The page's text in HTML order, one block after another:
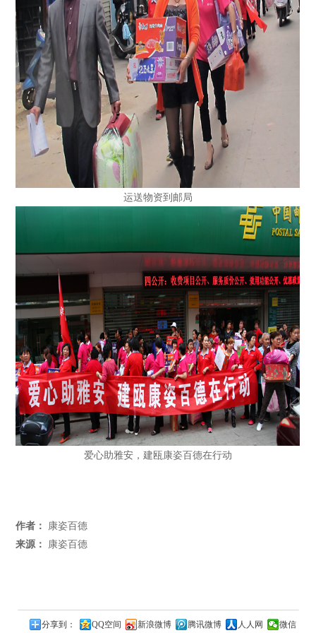
运送物资到邮局
爱心助雅安，建瓯康姿百德在行动
作者：
康姿百德
来源：
康姿百德
分享到： QQ空间 新浪微博 腾讯微博 人人网 微信